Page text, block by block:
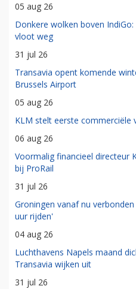
05 aug 26
Donkere wolken boven
vloot weg
31 jul 26
Transavia opent komende
Brussels Airport
05 aug 26
KLM stelt eerste commerciële
06 aug 26
Voormalig financieel directeur
bij ProRail
31 jul 26
Groningen vanaf nu
uur rijden'
04 aug 26
Luchthavens Napels maand
Transavia wijken uit
31 jul 26